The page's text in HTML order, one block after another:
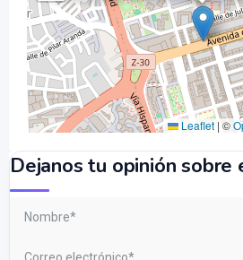
Leaflet | ©
Dejanos tu opinión